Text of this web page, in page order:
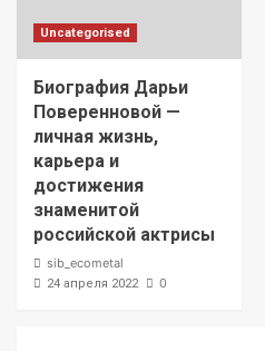
Uncategorised
Биография Дарьи
Поверенновой —
личная жизнь,
карьера и
достижения
знаменитой
российской актрисы
sib_ecometal
24 апреля 2022 0